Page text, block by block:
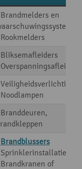
Brandmelders en
Rookmelders
Bliksemafleiders
Overspanningsafleiders
Veiligheidsverlichting
Noodlampen
Branddeuren,
Brandblussers
Sprinklerinstallaties
Brandkranen of